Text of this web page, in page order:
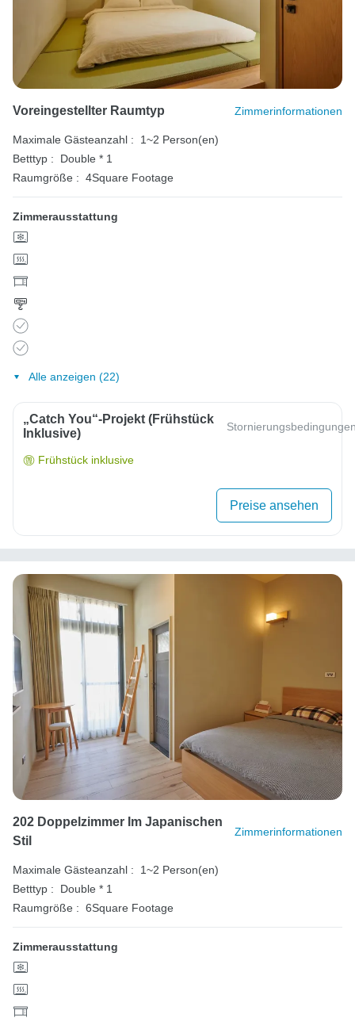
Voreingestellter Raumtyp Zimmerinformationen
Maximale Gästeanzahl :
1~2 Person(en)
Betttyp :
Double * 1
Raumgröße : 4Square Footage
Zimmerausstattung
Alle anzeigen (22)
„Catch You“-Projekt (Frühstück
Inklusive)
Frühstück inklusive
Preise ansehen
202 Doppelzimmer Im Japanischen
Stil
Zimmerinformationen
Maximale Gästeanzahl :
1~2 Person(en)
Betttyp :
Double * 1
Raumgröße : 6Square Footage
Zimmerausstattung